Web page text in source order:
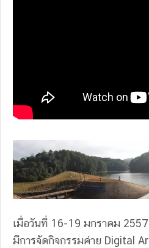
เมื่อวันที่ 16-19 มกราคม
มีการจัดกิจกรรมค่าย Digital